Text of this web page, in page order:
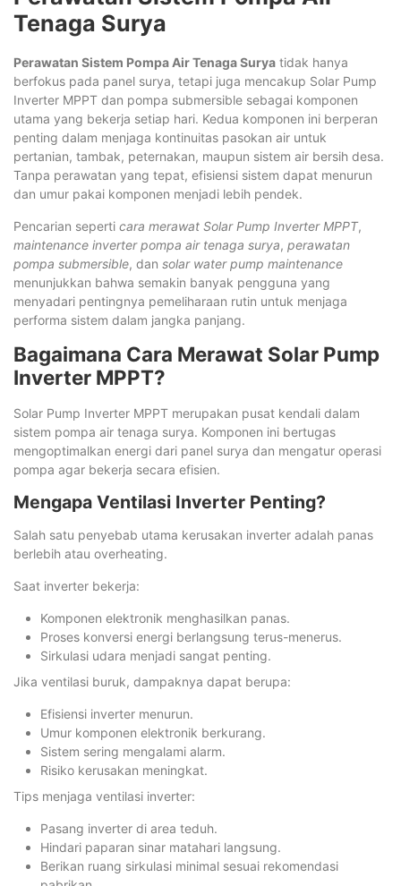
Tenaga Surya
Perawatan Sistem Pompa Air Tenaga Surya tidak hanya
berfokus pada panel surya, tetapi juga mencakup Solar Pump
Inverter MPPT dan pompa submersible sebagai komponen
utama yang bekerja setiap hari. Kedua komponen ini berperan
penting dalam menjaga kontinuitas pasokan air untuk
pertanian, tambak, peternakan, maupun sistem air bersih desa.
Tanpa perawatan yang tepat, efisiensi sistem dapat menurun
dan umur pakai komponen menjadi lebih pendek.
Pencarian seperti cara merawat Solar Pump Inverter MPPT,
maintenance inverter pompa air tenaga surya, perawatan
pompa submersible, dan solar water pump maintenance
menunjukkan bahwa semakin banyak pengguna yang
menyadari pentingnya pemeliharaan rutin untuk menjaga
performa sistem dalam jangka panjang.
Bagaimana Cara Merawat Solar Pump
Inverter MPPT?
Solar Pump Inverter MPPT merupakan pusat kendali dalam
sistem pompa air tenaga surya. Komponen ini bertugas
mengoptimalkan energi dari panel surya dan mengatur operasi
pompa agar bekerja secara efisien.
Mengapa Ventilasi Inverter Penting?
Salah satu penyebab utama kerusakan inverter adalah panas
berlebih atau overheating.
Saat inverter bekerja:
Komponen elektronik menghasilkan panas.
Proses konversi energi berlangsung terus-menerus.
Sirkulasi udara menjadi sangat penting.
Jika ventilasi buruk, dampaknya dapat berupa:
Efisiensi inverter menurun.
Umur komponen elektronik berkurang.
Sistem sering mengalami alarm.
Risiko kerusakan meningkat.
Tips menjaga ventilasi inverter:
Pasang inverter di area teduh.
Hindari paparan sinar matahari langsung.
Berikan ruang sirkulasi minimal sesuai rekomendasi